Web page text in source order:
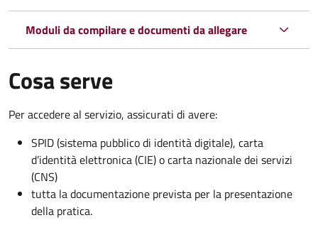
Moduli da compilare e documenti da allegare
Cosa serve
Per accedere al servizio, assicurati di avere:
SPID (sistema pubblico di identità digitale), carta
d’identità elettronica (CIE) o carta nazionale dei servizi
(CNS)
tutta la documentazione prevista per la presentazione
della pratica.